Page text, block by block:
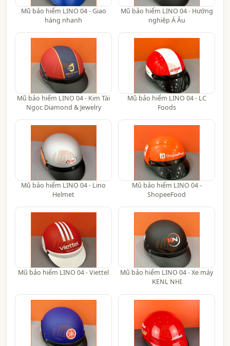
Mũ bảo hiểm LINO 04 - Giao
hàng nhanh
Mũ bảo hiểm LINO 04 - Hướng
nghiệp Á Âu
Mũ bảo hiểm LINO 04 - Kim Tài
Ngọc Diamond & Jewelry
Mũ bảo hiểm LINO 04 - LC
Foods
Mũ bảo hiểm LINO 04 - Lino
Helmet
Mũ bảo hiểm LINO 04 -
ShopeeFood
Mũ bảo hiểm LINO 04 - Viettel
Mũ bảo hiểm LINO 04 - Xe máy
KENL NHI